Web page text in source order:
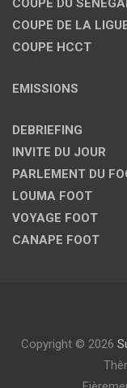
COUPE DE LA
COUPE HCCT
EMISSIONS
DEBRIEFING
INVITE DU JOUR
PARLEMENT DU
LOUMA FOOT
VOYAGE FOOT
CANAPE FOOT
Copyright © 2026